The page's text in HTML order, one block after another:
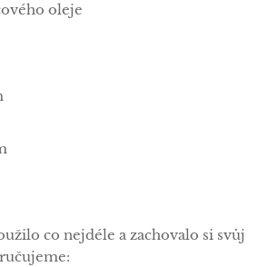
oleje
co nejdéle a zachovalo si svůj